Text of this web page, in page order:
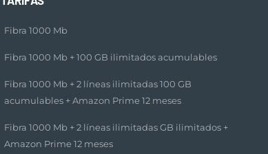
Fibra 1000 Mb
Fibra 1000 Mb + 100 GB ilimitados acumulables​
Fibra 1000 Mb + 2 líneas ilimitadas 100 GB
acumulables + Amazon Prime 12 meses​
Fibra 1000 Mb + 2 líneas ilimitadas GB ilimitados +
Amazon Prime 12 meses​